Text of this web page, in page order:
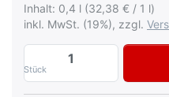
Inhalt: 0,4 l (32,38 € / 1 l)
inkl. MwSt. (19%), zzgl.
Stück